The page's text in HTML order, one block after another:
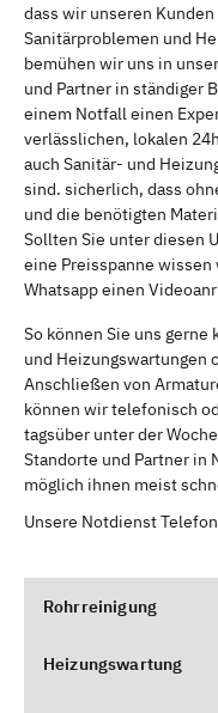
dass wir unseren
Sanitärproblemen und
bemühen wir uns in
und Partner in ständiger
einem Notfall einen
verlässlichen, lokalen
auch Sanitär- und
sind. sicherlich, dass
und die benötigten
Sollten Sie unter diesen
eine Preisspanne
Whatsapp einen
So können Sie uns
und Heizungswartungen
Anschließen von
können wir telefonisch
tagsüber unter der
Standorte und Partner in
möglich ihnen meist
Unsere Notdienst
Rohrreinigung
Heizungswartung